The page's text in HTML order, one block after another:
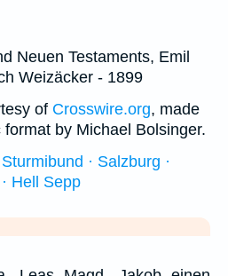
Neuen Testaments, Emil
Weizäcker - 1899
of Crosswire.org, made
by Michael Bolsinger.
· Salzburg ·
Hell Sepp